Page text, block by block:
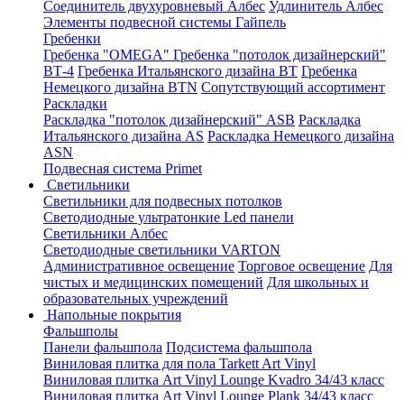
Соединитель двухуровневый Албес Удлинитель Албес
Элементы подвесной системы Гайпель
Гребенки
Гребенка "OMEGA" Гребенка "потолок дизайнерский"
ВТ-4 Гребенка Итальянского дизайна BT Гребенка
Немецкого дизайна ВТN Сопутствующий ассортимент
Раскладки
Раскладка "потолок дизайнерский" ASB Раскладка
Итальянского дизайна AS Раскладка Немецкого дизайна
АSN
Подвесная система Primet
Светильники
Светильники для подвесных потолков
Светодиодные ультратонкие Led панели
Светильники Албес
Светодиодные светильники VARTON
Административное освещение Торговое освещение Для
чистых и медицинских помещений Для школьных и
образовательных учреждений
Напольные покрытия
Фальшполы
Панели фальшпола Подсистема фальшпола
Виниловая плитка для пола Tarkett Art Vinyl
Виниловая плитка Art Vinyl Lounge Kvadro 34/43 класс
Виниловая плитка Art Vinyl Lounge Plank 34/43 класс